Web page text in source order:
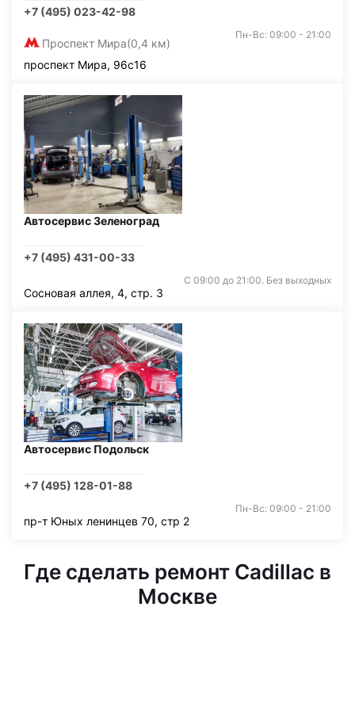
+7 (495) 023-42-98
Проспект Мира(0,4 км)
Пн-Вс: 09:00 - 21:00
проспект Мира, 96с16
Автосервис Зеленоград
+7 (495) 431-00-33
С 09:00 до 21:00. Без выходных
Сосновая аллея, 4, стр. 3
Автосервис Подольск
+7 (495) 128-01-88
Пн-Вс: 09:00 - 21:00
пр-т Юных ленинцев 70, стр 2
Где сделать ремонт Cadillac в
Москве